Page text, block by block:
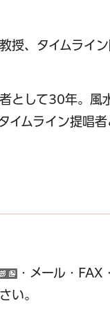
授、タイムライ
として30年。
ムライン提唱
（外部サイトへ
・メール・
い。